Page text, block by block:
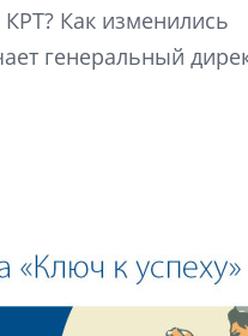
Как изменились
генеральный –